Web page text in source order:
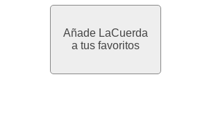
Añade LaCuerda
a tus favoritos